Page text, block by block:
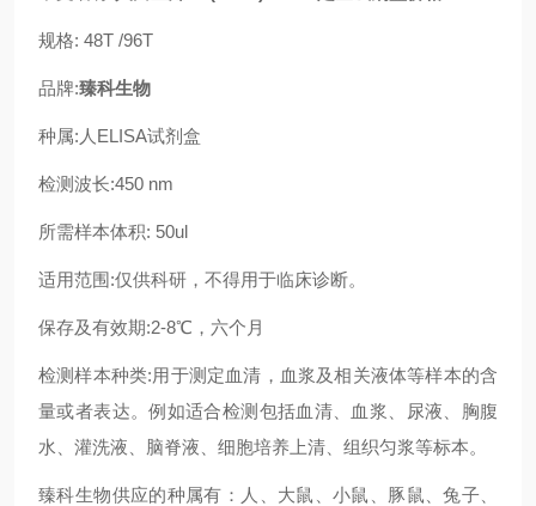
规格: 48T /96T
品牌:臻科生物
种属:人ELISA试剂盒
检测波长:450 nm
所需样本体积: 50ul
适用范围:仅供科研，不得用于临床诊断。
保存及有效期:2-8℃，六个月
检测样本种类:用于测定血清，血浆及相关液体等样本的含
量或者表达。例如适合检测包括血清、血浆、尿液、胸腹
水、灌洗液、脑脊液、细胞培养上清、组织匀浆等标本。
臻科生物供应的种属有：人、大鼠、小鼠、豚鼠、兔子、